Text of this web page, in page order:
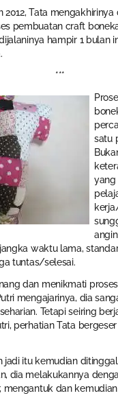
2012, Tata mengakhirinya
pembuatan craft
hampir 1 bulan
***
satu
yang
waktu lama,
tuntas/selesai.
dan menikmati
mengajarinya, dia
Tetapi seiring
perhatian Tata
jadi itu kemudian
dia melakukannya
mengantuk dan